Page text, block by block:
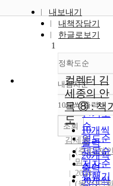
내보내기
내책장담기
한글로보기
정확도순
정확도
순
인기도
순
연도순
제목순
저자순
발행기
내림차순
내림차
10개씩 출력
10개씩
출력
20개씩
출력
30개씩
조회
1
컬렉터 김
세종의 안
목 ⑧ : 책
도
김세종
(주)디자
밈
2024
(월간)민